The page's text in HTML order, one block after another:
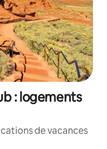
: logements
de vacances